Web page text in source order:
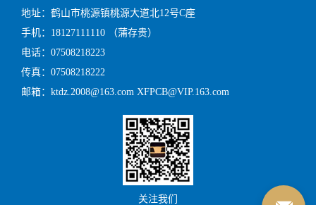
地址：鹤山市桃源镇桃源大道北12号C座
手机：18127111110 （蒲存贵）
电话：07508218223
传真：07508218222
邮箱：ktdz.2008@163.com XFPCB@VIP.163.com
关注我们